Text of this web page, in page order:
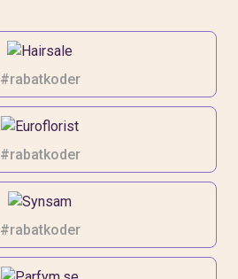
#rabatkoder
#rabatkoder
#rabatkoder